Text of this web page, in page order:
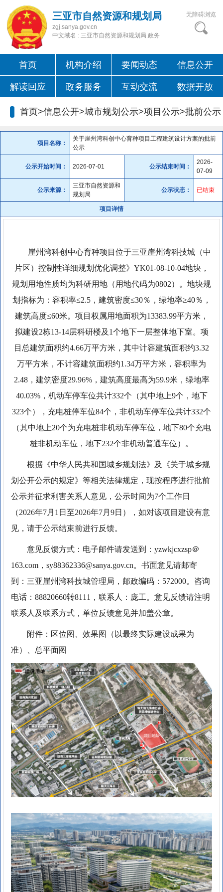
三亚市自然资源和规划局
zgj.sanya.gov.cn
中文域名 : 三亚市自然资源和规划局.政务
无障碍浏览
首页 机构介绍 要闻动态 信息公开
解读回应 政务服务 互动交流 数据开放
首页>信息公开>城市规划公示>项目公示>批前公示
项目名称：
关于崖州湾科创中心育种项目工程建筑设计方案的批前
公示
公示开始时间： 2026-07-01 公示结束时间：
2026-
07-09
公示来源：
三亚市自然资源和
规划局
公示状态： 已结束
项目详情
崖州湾科创中心育种项目位于三亚崖州湾科技城（中
片区）控制性详细规划优化调整》YK01-08-10-04地块，
规划用地性质均为科研用地（用地代码为0802）。地块规
划指标为：容积率≤2.5，建筑密度≤30％，绿地率≥40％，
建筑高度≤60米。项目权属用地面积为13383.99平方米，
拟建设2栋13-14层科研楼及1个地下一层整体地下室。项
目总建筑面积约4.66万平方米，其中计容建筑面积约3.32
万平方米，不计容建筑面积约1.34万平方米，容积率为
2.48，建筑密度29.96%，建筑高度最高为59.9米，绿地率
40.03%，机动车停车位共计332个（其中地上9个，地下
323个），充电桩停车位84个，非机动车停车位共计332个
（其中地上20个为充电桩非机动车停车位，地下80个充电
桩非机动车位，地下232个非机动普通车位）。
根据《中华人民共和国城乡规划法》及《关于城乡规
划公开公示的规定》等相关法律规定，现按程序进行批前
公示并征求利害关系人意见，公示时间为7个工作日
（2026年7月1日至2026年7月9日），如对该项目建设有意
见，请于公示结束前进行反馈。
意见反馈方式：电子邮件请发送到：yzwkjcxzsp＠
163.com，sy88362336@sanya.gov.cn。书面意见请邮寄
到：三亚崖州湾科技城管理局，邮政编码：572000。咨询
电话：88820660转8111，联系人：庞工。意见反馈请注明
联系人及联系方式，单位反馈意见并加盖公章。
附件：区位图、效果图（以最终实际建设成果为
准）、总平面图